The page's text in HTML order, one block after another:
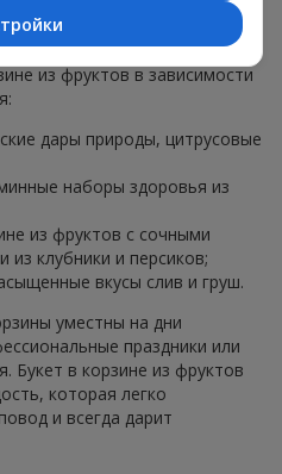
характер и свои сезонные
из фруктов в зависимости
дары природы, цитрусовые
наборы здоровья из
из фруктов с сочными
клубники и персиков;
вкусы слив и груш.
уместны на дни
праздники или
Букет в корзине из фруктов
которая легко
и всегда дарит